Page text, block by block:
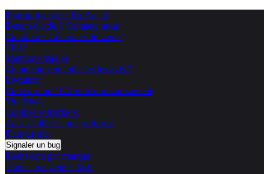
Pourquoi choisir TopAchat
Besoin d'aide ? Contacte nous
Conditions Générales de vente
CGU
Mentions légales
Comment sont collectés les avis ?
Livraison
Code promo / Offre de remboursement
Vie Privée
Cookies et trackers
Accessibilité : non conforme
Plan du site
Signaler un bug
Recherche par marque
Toutes nos ventes flash